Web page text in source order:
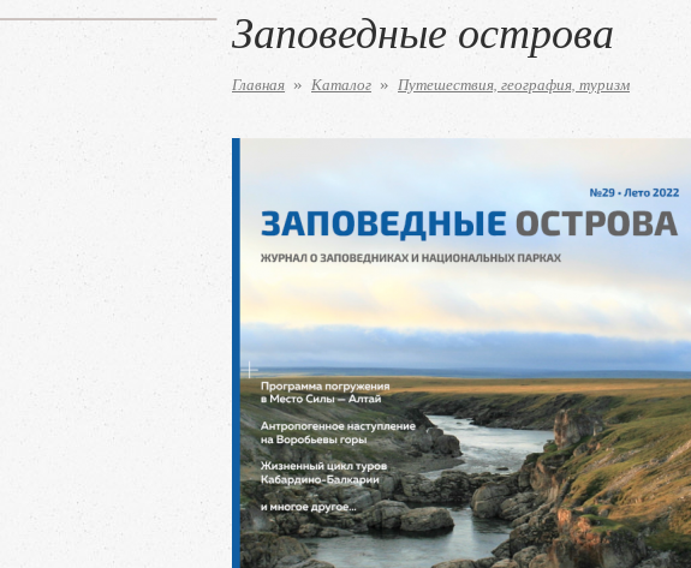
Заповедные острова
Главная » Каталог » Путешествия, география, туризм